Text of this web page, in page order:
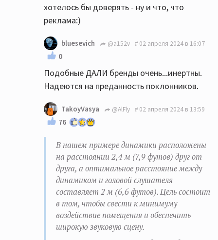
хотелось бы доверять - ну и что, что
реклама:)
bluesevich @a152v 02 апреля 2024 в 16:07
0
Подобные ДАЛИ бренды очень...инертны.
Надеются на преданность поклонников.
TakoyVasya @AlFly 02 апреля 2024 в 13:59
76
В нашем примере динамики расположены
на расстоянии 2,4 м (7,9 футов) друг от
друга, а оптимальное расстояние между
динамиком и головой слушателя
составляет 2 м (6,6 футов). Цель состоит
в том, чтобы свести к минимуму
воздействие помещения и обеспечить
широкую звуковую сцену.